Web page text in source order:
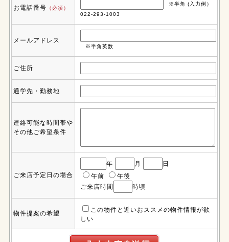
お電話番号 （必須）
※半角 (入力例）
022-293-1003
メールアドレス
※半角英数
ご住所
通学先・勤務地
連絡可能な時間帯や
その他ご希望条件
ご来店予定日の場合
年 月
日
午前
午後
ご来店時間
時頃
物件提案の希望
この物件と近いおススメの物件情報が欲
しい